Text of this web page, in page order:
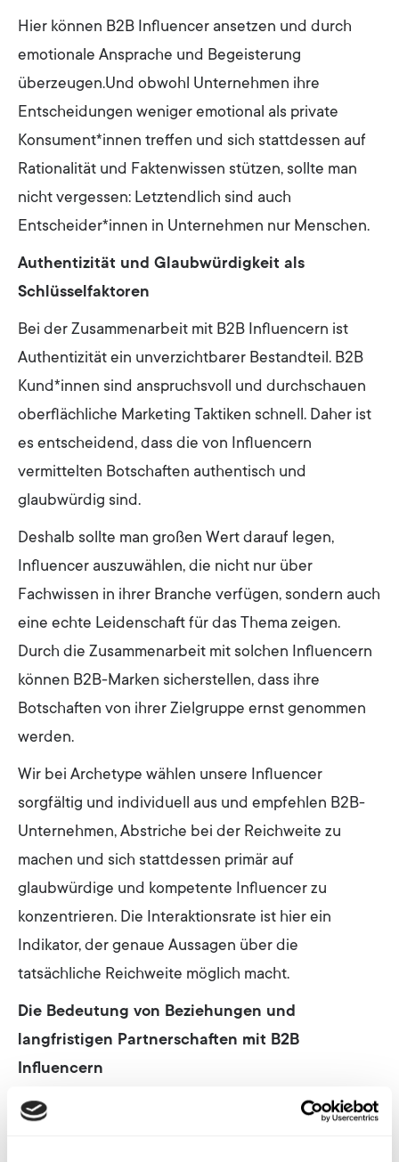
Hier können B2B Influencer ansetzen und durch
emotionale Ansprache und Begeisterung
überzeugen.Und obwohl Unternehmen ihre
Entscheidungen weniger emotional als private
Konsument*innen treffen und sich stattdessen auf
Rationalität und Faktenwissen stützen, sollte man
nicht vergessen: Letztendlich sind auch
Entscheider*innen in Unternehmen nur Menschen.
Authentizität und Glaubwürdigkeit als
Schlüsselfaktoren
Bei der Zusammenarbeit mit B2B Influencern ist
Authentizität ein unverzichtbarer Bestandteil. B2B
Kund*innen sind anspruchsvoll und durchschauen
oberflächliche Marketing Taktiken schnell. Daher ist
es entscheidend, dass die von Influencern
vermittelten Botschaften authentisch und
glaubwürdig sind.
Deshalb sollte man großen Wert darauf legen,
Influencer auszuwählen, die nicht nur über
Fachwissen in ihrer Branche verfügen, sondern auch
eine echte Leidenschaft für das Thema zeigen.
Durch die Zusammenarbeit mit solchen Influencern
können B2B-Marken sicherstellen, dass ihre
Botschaften von ihrer Zielgruppe ernst genommen
werden.
Wir bei Archetype wählen unsere Influencer
sorgfältig und individuell aus und empfehlen B2B-
Unternehmen, Abstriche bei der Reichweite zu
machen und sich stattdessen primär auf
glaubwürdige und kompetente Influencer zu
konzentrieren. Die Interaktionsrate ist hier ein
Indikator, der genaue Aussagen über die
tatsächliche Reichweite möglich macht.
Die Bedeutung von Beziehungen und
langfristigen Partnerschaften mit B2B
Influencern
Influencer-Marketing im B2B-Bereich ist keine